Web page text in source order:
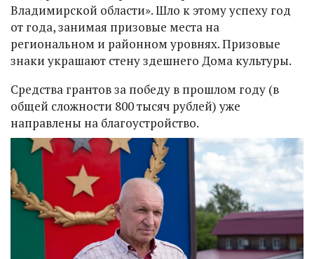
Владимирской области». Шло к этому успеху год
от года, занимая призовые места на
региональном и районном уровнях. Призовые
знаки украшают стену здешнего Дома культуры.
Средства грантов за победу в прошлом году (в
общей сложности 800 тысяч рублей) уже
направлены на благоустройство.